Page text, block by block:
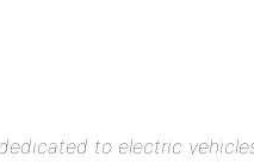
to electric